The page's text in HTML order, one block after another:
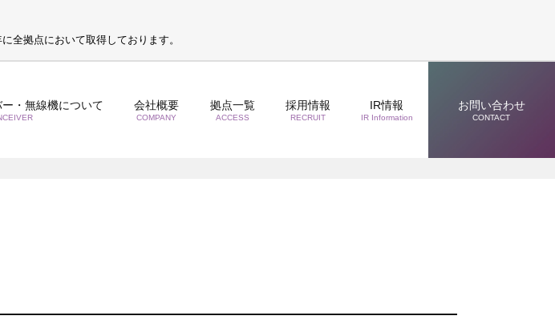
全拠点において取得しております。
・無線機について 会社概要
COMPANY
拠点一覧
ACCESS
採用情報
RECRUIT
IR情報
IR Information
お問い合わせ
CONTACT